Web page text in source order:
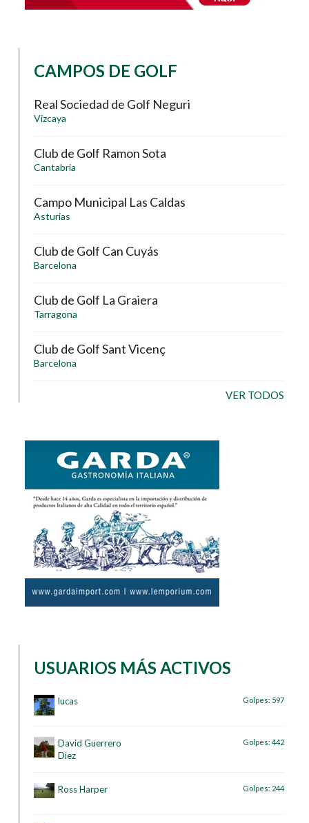
CAMPOS DE GOLF
Real Sociedad de Golf Neguri
Vizcaya
Club de Golf Ramon Sota
Cantabria
Campo Municipal Las Caldas
Asturias
Club de Golf Can Cuyás
Barcelona
Club de Golf La Graiera
Tarragona
Club de Golf Sant Vicenç
Barcelona
VER TODOS
USUARIOS MÁS ACTIVOS
lucas Golpes: 597
David Guerrero
Diez
Golpes: 442
Ross Harper Golpes: 244